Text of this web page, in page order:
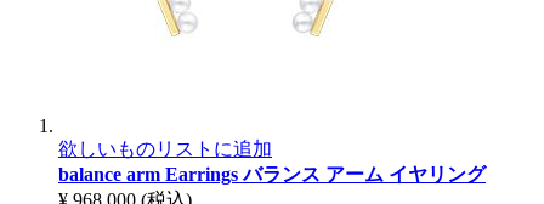
欲しいものリストに追加
balance arm Earringsバランス アーム イヤリング
¥ 968,000 (税込)